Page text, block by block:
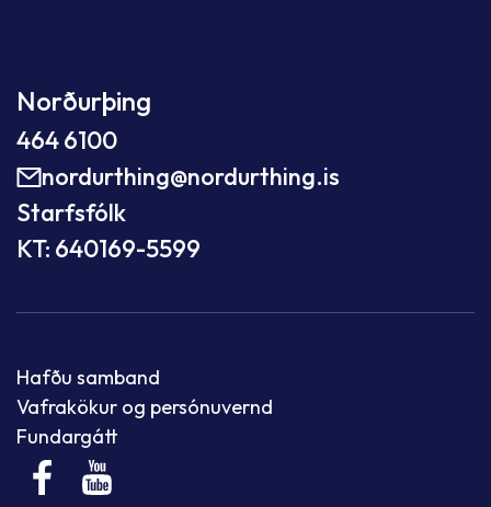
Norðurþing
464 6100
nordurthing@nordurthing.is
Starfsfólk
KT: 640169-5599
Hafðu samband
Vafrakökur og persónuvernd
Fundargátt